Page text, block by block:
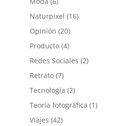
Naturpixel (16)
Opinión (20)
Producto(4)
Redes Sociales (2)
Retrato(7)
Tecnología (2)
Teoría fotográfica (1)
Viajes (42)